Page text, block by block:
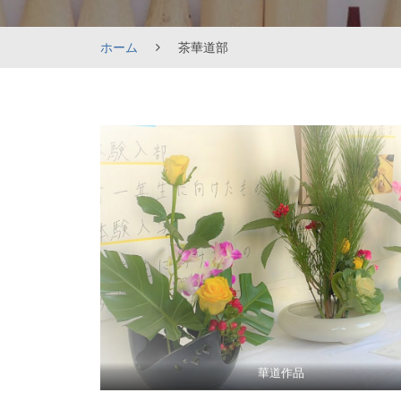
ホーム 茶華道部
茶
華
道
部
2025
年
10
日
華道作品